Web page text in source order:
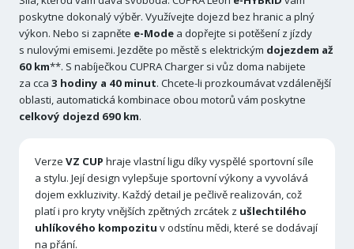
poskytne dokonalý výběr. Využívejte dojezd bez hranic a plný
výkon. Nebo si zapněte e-Mode a dopřejte si potěšení z jízdy
s nulovými emisemi. Jezděte po městě s elektrickým dojezdem až
60 km**. S nabíječkou CUPRA Charger si vůz doma nabijete
za cca 3 hodiny a 40 minut. Chcete-li prozkoumávat vzdálenější
oblasti, automatická kombinace obou motorů vám poskytne
celkový dojezd 690 km.
Verze VZ CUP hraje vlastní ligu díky vyspělé sportovní síle
a stylu. Její design vylepšuje sportovní výkony a vyvolává
dojem exkluzivity. Každý detail je pečlivě realizován, což
platí i pro kryty vnějších zpětných zrcátek z ušlechtilého
uhlíkového kompozitu v odstínu mědi, které se dodávají
na přání.